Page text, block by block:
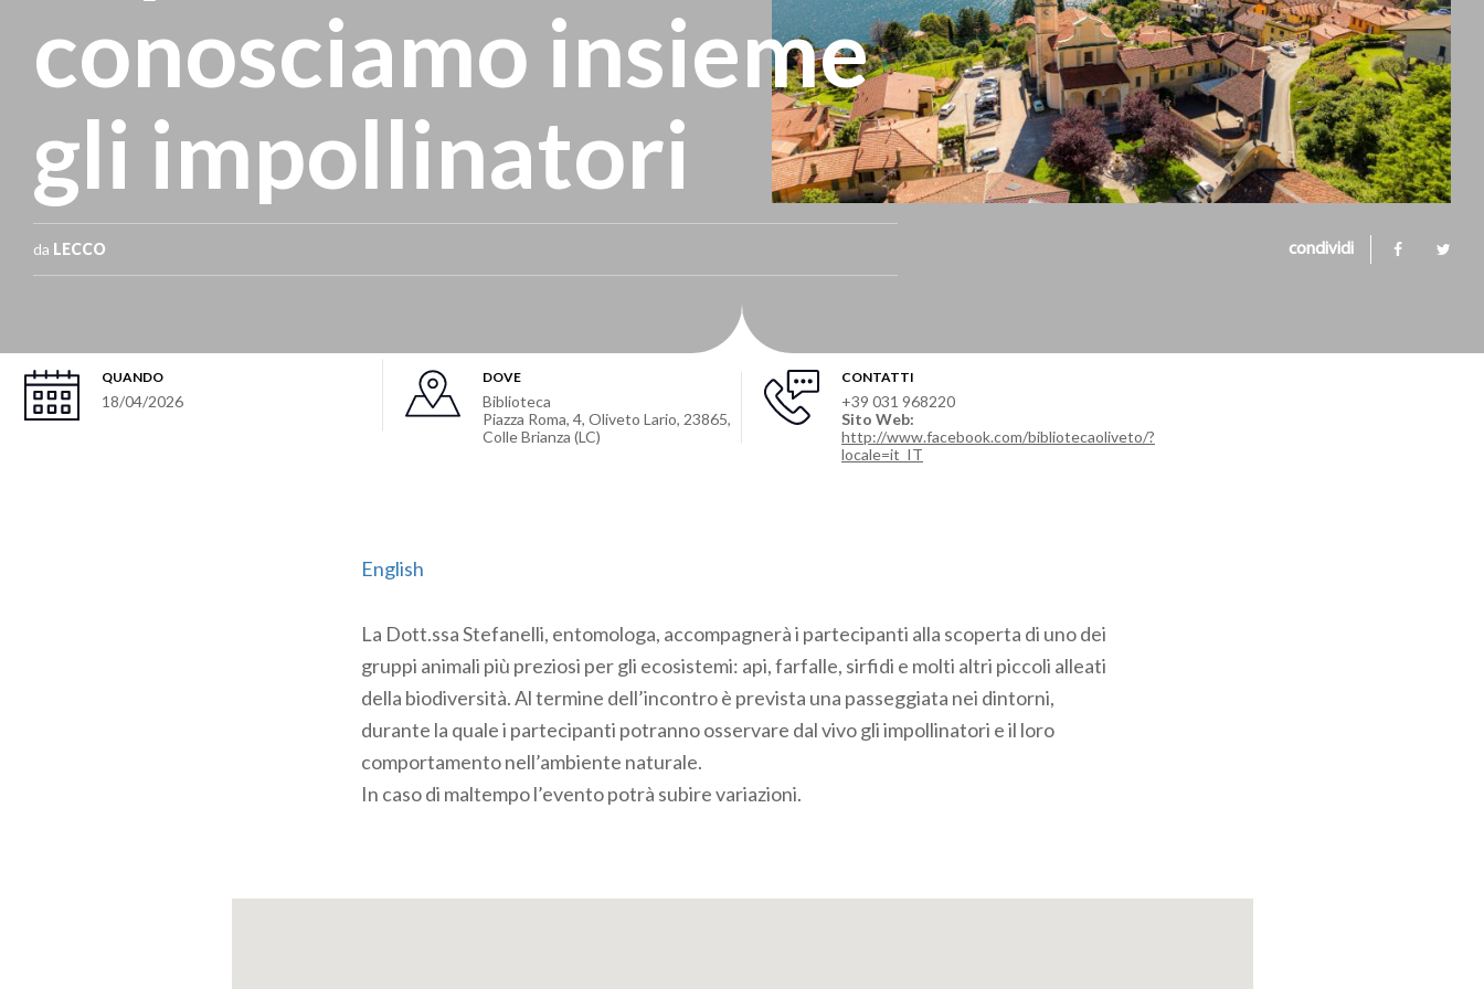
conosciamo insieme
gli impollinatori
da LECCO condividi
QUANDO
18/04/2026
DOVE
Biblioteca
Piazza Roma, 4, Oliveto Lario, 23865,
Colle Brianza (LC)
CONTATTI
+39 031 968220
Sito Web:
http://www.facebook.com/bibliotecaoliveto/?
locale=it_IT
English
La Dott.ssa Stefanelli, entomologa, accompagnerà i partecipanti alla scoperta di uno dei
gruppi animali più preziosi per gli ecosistemi: api, farfalle, sirfidi e molti altri piccoli alleati
della biodiversità. Al termine dell’incontro è prevista una passeggiata nei dintorni,
durante la quale i partecipanti potranno osservare dal vivo gli impollinatori e il loro
comportamento nell’ambiente naturale.
In caso di maltempo l’evento potrà subire variazioni.